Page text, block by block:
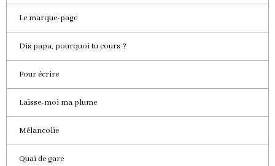
Le marque-page
Dis papa, pourquoi tu cours ?
Pour écrire
Laisse-moi ma plume
Mélancolie
Quai de gare